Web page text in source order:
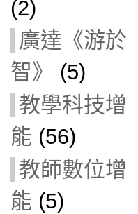
(2)
廣達《游於
智》
(5)
教學科技增
能 (56)
教師數位增
能 (5)